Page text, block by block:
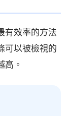
有效率的方法
可以被檢視的
高。